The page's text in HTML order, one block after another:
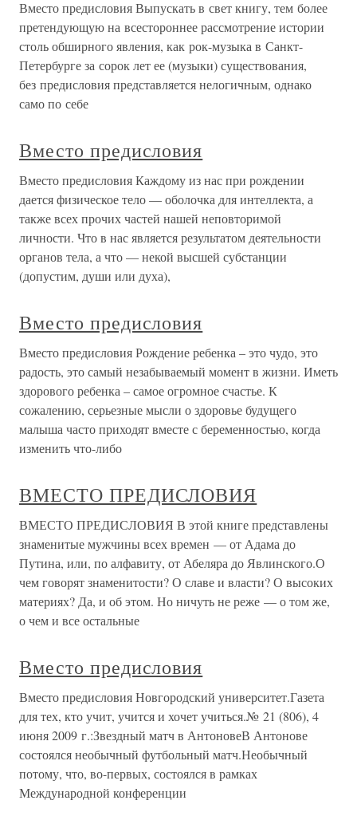
Вместо предисловия Выпускать в свет книгу, тем более
претендующую на всестороннее рассмотрение истории
столь обширного явления, как рок-музыка в Санкт-
Петербурге за сорок лет ее (музыки) существования,
без предисловия представляется нелогичным, однако
само по себе
Вместо предисловия
Вместо предисловия Каждому из нас при рождении
дается физическое тело — оболочка для интеллекта, а
также всех прочих частей нашей неповторимой
личности. Что в нас является результатом деятельности
органов тела, а что — некой высшей субстанции
(допустим, души или духа),
Вместо предисловия
Вместо предисловия Рождение ребенка – это чудо, это
радость, это самый незабываемый момент в жизни. Иметь
здорового ребенка – самое огромное счастье. К
сожалению, серьезные мысли о здоровье будущего
малыша часто приходят вместе с беременностью, когда
изменить что-либо
ВМЕСТО ПРЕДИСЛОВИЯ
ВМЕСТО ПРЕДИСЛОВИЯ В этой книге представлены
знаменитые мужчины всех времен — от Адама до
Путина, или, по алфавиту, от Абеляра до Явлинского.О
чем говорят знаменитости? О славе и власти? О высоких
материях? Да, и об этом. Но ничуть не реже — о том же,
о чем и все остальные
Вместо предисловия
Вместо предисловия Новгородский университет.Газета
для тех, кто учит, учится и хочет учиться.№ 21 (806), 4
июня 2009 г.:Звездный матч в АнтоновеВ Антонове
состоялся необычный футбольный матч.Необычный
потому, что, во-первых, состоялся в рамках
Международной конференции